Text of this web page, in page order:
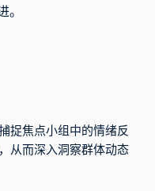
。
捉焦点小组中的情绪反
从而深入洞察群体动态